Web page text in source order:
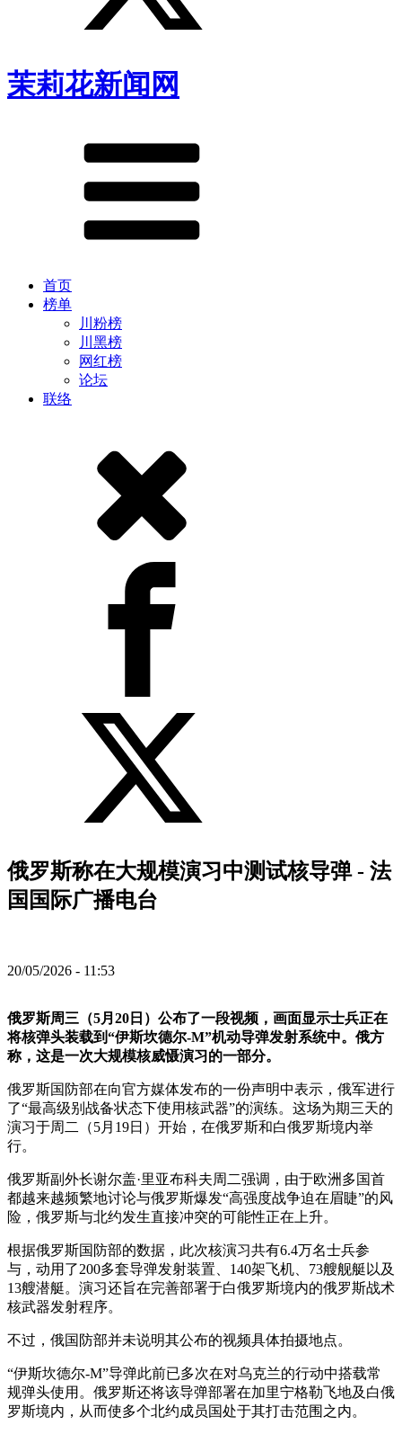
茉莉花新闻网
首页
榜单
川粉榜
川黑榜
网红榜
论坛
联络
俄罗斯称在大规模演习中测试核导弹 - 法
国国际广播电台
20/05/2026 - 11:53
俄罗斯周三（5月20日）公布了一段视频，画面显示士兵正在
将核弹头装载到“伊斯坎德尔-M”机动导弹发射系统中。俄方
称，这是一次大规模核威慑演习的一部分。
俄罗斯国防部在向官方媒体发布的一份声明中表示，俄军进行
了“最高级别战备状态下使用核武器”的演练。这场为期三天的
演习于周二（5月19日）开始，在俄罗斯和白俄罗斯境内举
行。
俄罗斯副外长谢尔盖·里亚布科夫周二强调，由于欧洲多国首
都越来越频繁地讨论与俄罗斯爆发“高强度战争迫在眉睫”的风
险，俄罗斯与北约发生直接冲突的可能性正在上升。
根据俄罗斯国防部的数据，此次核演习共有6.4万名士兵参
与，动用了200多套导弹发射装置、140架飞机、73艘舰艇以及
13艘潜艇。演习还旨在完善部署于白俄罗斯境内的俄罗斯战术
核武器发射程序。
不过，俄国防部并未说明其公布的视频具体拍摄地点。
“伊斯坎德尔-M”导弹此前已多次在对乌克兰的行动中搭载常
规弹头使用。俄罗斯还将该导弹部署在加里宁格勒飞地及白俄
罗斯境内，从而使多个北约成员国处于其打击范围之内。